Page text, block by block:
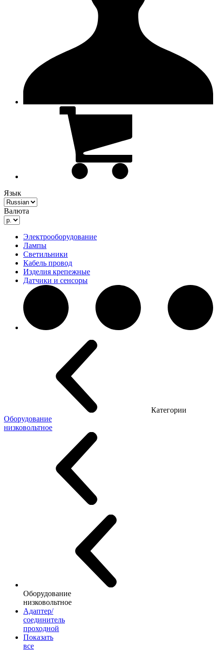
Язык
Валюта
Электрооборудование
Лампы
Светильники
Кабель провод
Изделия крепежные
Датчики и сенсоры
Категории
Оборудование
низковольтное
Оборудование
низковольтное
Адаптер/
соединитель
проходной
Показать
все